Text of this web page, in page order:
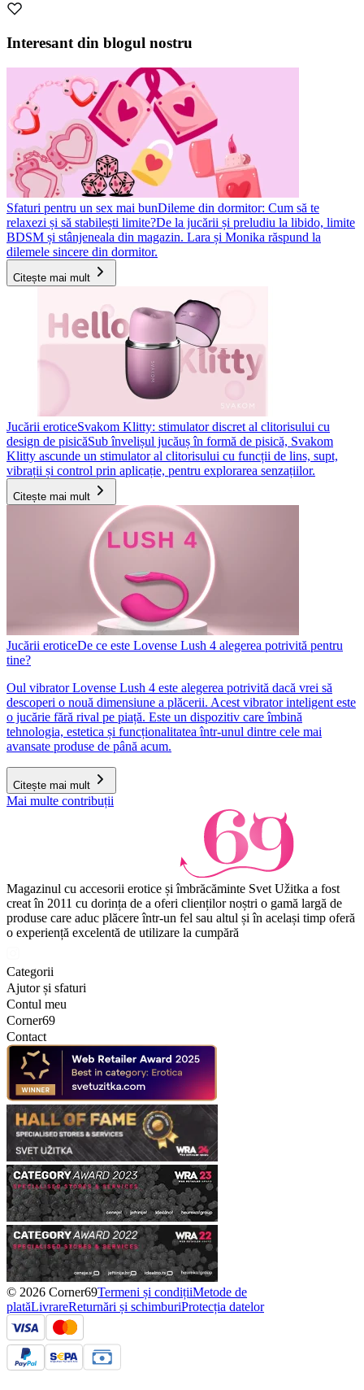
Interesant din blogul nostru
Sfaturi pentru un sex mai bunDileme din dormitor: Cum să te
relaxezi și să stabilești limite?De la jucării și preludiu la libido, limite
BDSM și stânjeneala din magazin. Lara și Monika răspund la
dilemele sincere din dormitor.
Citește mai mult
Jucării eroticeSvakom Klitty: stimulator discret al clitorisului cu
design de pisicăSub învelișul jucăuș în formă de pisică, Svakom
Klitty ascunde un stimulator al clitorisului cu funcții de lins, supt,
vibrații și control prin aplicație, pentru explorarea senzațiilor.
Citește mai mult
Jucării eroticeDe ce este Lovense Lush 4 alegerea potrivită pentru
tine?
Oul vibrator Lovense Lush 4 este alegerea potrivită dacă vrei să
descoperi o nouă dimensiune a plăcerii. Acest vibrator inteligent este
o jucărie fără rival pe piață. Este un dispozitiv care îmbină
tehnologia, estetica și funcționalitatea într-unul dintre cele mai
avansate produse de până acum.
Citește mai mult
Mai multe contribuții
Magazinul cu accesorii erotice și îmbrăcăminte Svet Užitka a fost
creat în 2011 cu dorința de a oferi clienților noștri o gamă largă de
produse care aduc plăcere într-un fel sau altul și în același timp oferă
o experiență excelentă de utilizare la cumpără
Categorii
Ajutor și sfaturi
Contul meu
Corner69
Contact
© 2026 Corner69Termeni și condițiiMetode de
platăLivrareReturnări și schimburiProtecția datelor